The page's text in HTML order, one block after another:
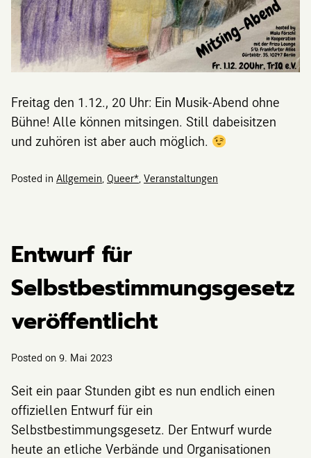
Freitag den 1.12., 20 Uhr: Ein Musik-Abend ohne
Bühne! Alle können mitsingen. Still dabeisitzen
und zuhören ist aber auch möglich.
Posted in Allgemein, Queer*, Veranstaltungen
Entwurf für
Selbstbestimmungsgesetz
veröffentlicht
Posted on 9. Mai 2023
Seit ein paar Stunden gibt es nun endlich einen
offiziellen Entwurf für ein
Selbstbestimmungsgesetz. Der Entwurf wurde
heute an etliche Verbände und Organisationen